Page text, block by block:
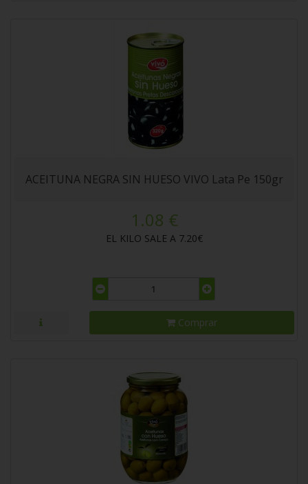
ACEITUNA NEGRA SIN HUESO VIVO Lata Pe 150gr
1.08 €
EL KILO SALE A 7.20€
Comprar